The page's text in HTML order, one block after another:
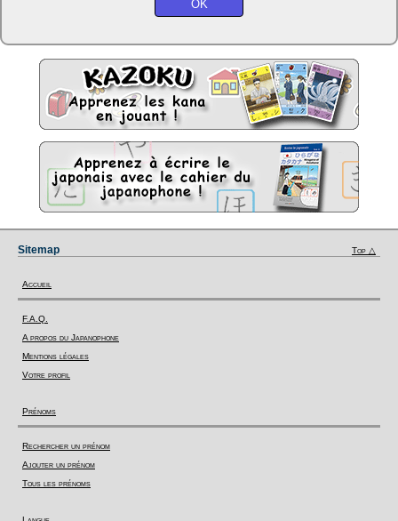
Sitemap Top △
Accueil
F.A.Q.
A propos du Japanophone
Mentions légales
Votre profil
Prénoms
Rechercher un prénom
Ajouter un prénom
Tous les prénoms